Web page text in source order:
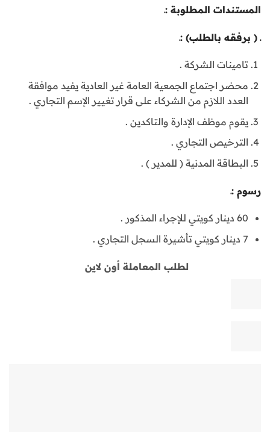
المستندات المطلوبة :ـ
ـ ( برفقه بالطلب) :ـ
تامينات الشركة .
محضر اجتماع الجمعية العامة غير العادية يفيد موافقة
العدد اللازم من الشركاء على قرار تغيير الإسم التجاري .
يقوم موظف الإدارة والتاكدين .
الترخيص التجاري .
البطاقة المدنية ( للمدير ) .
رسوم :ـ
60 دينار كويتي للإجراء المذكور .
7 دينار كويتي تأشيرة السجل التجاري .
لطلب المعاملة أون لاين